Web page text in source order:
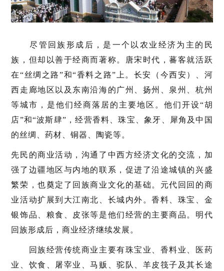
尽管回族形成后，是一个以农业经济为主的民
族，但却以善于经商而著称。唐宋时代，蕃客就活跃
在“丝绸之路”和“香料之路”上。长安（今西安）、河
西走廊地区以及东南沿海的广州、扬州、泉州、杭州
等城市，是他们经商落居的主要地区。他们开设“胡
店”和“波斯肆”，经营香料、珠宝、象牙、犀角及中国
的丝绸、药材、铜器、陶瓷等。
先民的商业活动，沟通了中西方经济文化的交流，加
强了边疆地区与内地的联系，促进了沿途城镇的兴盛
繁荣，也奠定了回族商业文化的基础。元代回回的商
业活动扩展到大江南北、长城内外。香料、珠宝、金
银饰品、粮食、皮张等是他们经营的主要商品。明代
回族形成后，商业经济继续发展。
回族经营传统商业主要有珠宝业、香料业、医药
业、饮食、屠宰业、马贩、驼队、羊皮筏子及其长途